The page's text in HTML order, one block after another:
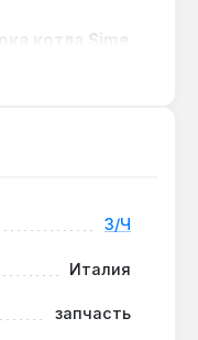
котла Sime
все
BF,
заводским
З/Ч
Италия
запчасть